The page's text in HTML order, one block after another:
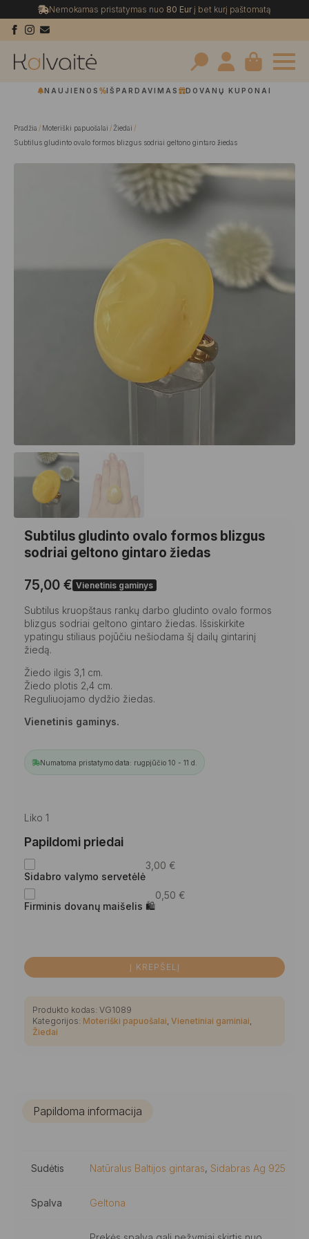
Nemokamas pristatymas nuo 80 Eurį bet kurį paštomatą
Search
NAUJIENOS IŠPARDAVIMAS DOVANŲ KUPONAI
Pradžia Moteriški papuošalai
Žiedai
Subtilus gludinto ovalo formos blizgus sodriai geltono gintaro žiedas
Subtilus gludinto ovalo formos blizgus
sodriai geltono gintaro žiedas
75,00 € Vienetinis gaminys
Subtilus kruopštaus rankų darbo gludinto ovalo formos
blizgus sodriai geltono gintaro žiedas. Išsiskirkite
ypatingu stiliaus pojūčiu nešiodama šį dailų gintarinį
žiedą.
Žiedo ilgis 3,1 cm.
Žiedo plotis 2,4 cm.
Reguliuojamo dydžio žiedas.
Vienetinis gaminys.
Numatoma pristatymo data: rugpjūčio 10 - 11 d.
Liko 1
Papildomi priedai
Sidabro valymo servetėlė
3,00 €
Firminis dovanų maišelis 🛍
0,50 €
Į KREPŠELĮ
Produkto kodas: VG1089
Kategorijos: Moteriški papuošalai Vienetiniai gaminiai
Žiedai
Papildoma informacija
Sudėtis Natūralus Baltijos gintaras, Sidabras Ag 925
Spalva Geltona